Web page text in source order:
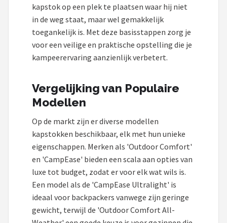
kapstok op een plek te plaatsen waar hij niet
in de weg staat, maar wel gemakkelijk
toegankelijk is. Met deze basisstappen zorg je
voor een veilige en praktische opstelling die je
kampeerervaring aanzienlijk verbetert.
Vergelijking van Populaire
Modellen
Op de markt zijn er diverse modellen
kapstokken beschikbaar, elk met hun unieke
eigenschappen. Merken als 'Outdoor Comfort'
en 'CampEase' bieden een scala aan opties van
luxe tot budget, zodat er voor elk wat wils is.
Een model als de 'CampEase Ultralight' is
ideaal voor backpackers vanwege zijn geringe
gewicht, terwijl de 'Outdoor Comfort All-